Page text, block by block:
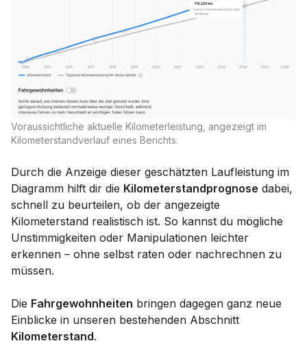
Voraussichtliche aktuelle Kilometerleistung, angezeigt im
Kilometerstandverlauf eines Berichts.
Durch die Anzeige dieser geschätzten Laufleistung im
Diagramm hilft dir die Kilometerstandprognose dabei,
schnell zu beurteilen, ob der angezeigte
Kilometerstand realistisch ist. So kannst du mögliche
Unstimmigkeiten oder Manipulationen leichter
erkennen – ohne selbst raten oder nachrechnen zu
müssen.
Die Fahrgewohnheiten bringen dagegen ganz neue
Einblicke in unseren bestehenden Abschnitt
Kilometerstand.